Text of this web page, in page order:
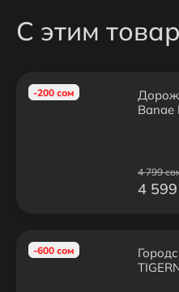
С этим
-200 сом
Bange
4 799
4
-600 сом